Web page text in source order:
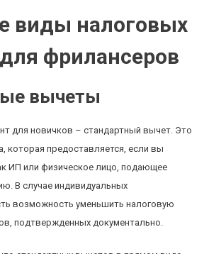
виды налоговых
фрилансеров
вычеты
для новичков – стандартный вычет. Это
которая предоставляется, если вы
ИП или физическое лицо, подающее
В случае индивидуальных
возможность уменьшить налоговую
подтвержденных документально.